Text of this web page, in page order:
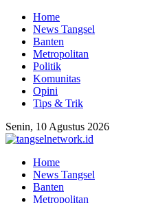
Home
News Tangsel
Banten
Metropolitan
Politik
Komunitas
Opini
Tips & Trik
Senin, 10 Agustus 2026
Home
News Tangsel
Banten
Metropolitan